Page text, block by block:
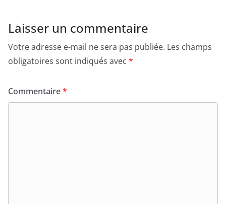
Laisser un commentaire
Votre adresse e-mail ne sera pas publiée. Les champs
obligatoires sont indiqués avec *
Commentaire*